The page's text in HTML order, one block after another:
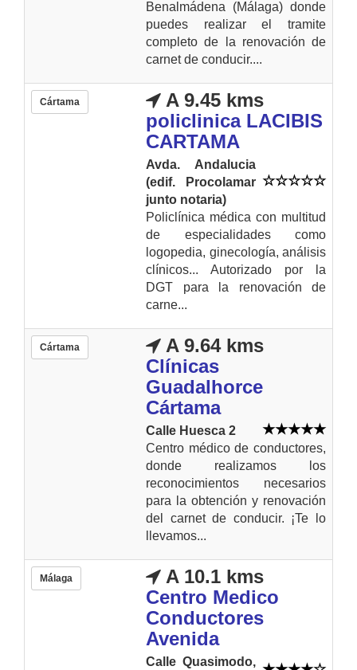
Benalmádena (Málaga) donde
puedes realizar el tramite
completo de la renovación de
carnet de conducir....
Cártama
A 9.45 kms
policlinica LACIBIS
CARTAMA
Avda. Andalucia
(edif. Procolamar
junto notaria)
Policlínica médica con multitud
de especialidades como
logopedia, ginecología, análisis
clínicos... Autorizado por la
DGT para la renovación de
carne...
Cártama
A 9.64 kms
Clínicas
Guadalhorce
Cártama
Calle Huesca 2
Centro médico de conductores,
donde realizamos los
reconocimientos necesarios
para la obtención y renovación
del carnet de conducir. ¡Te lo
llevamos...
Málaga
A 10.1 kms
Centro Medico
Conductores
Avenida
Calle Quasimodo,